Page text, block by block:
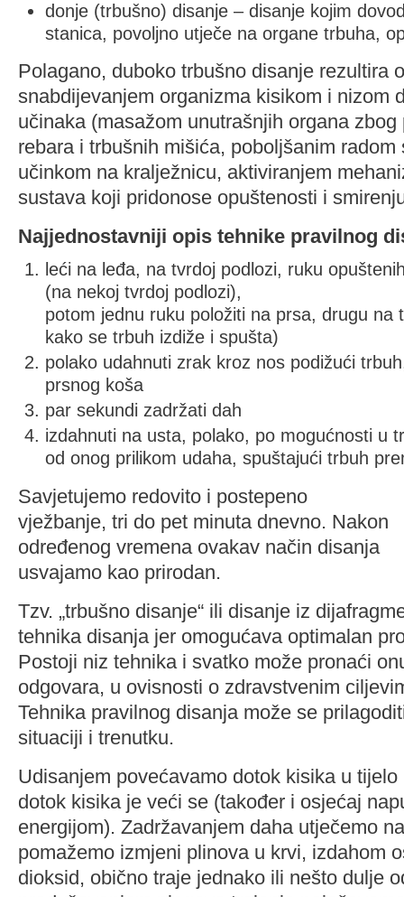
donje (trbušno) disanje – disanje kojim
stanica, povoljno utječe na organe trbuha,
Polagano, duboko trbušno disanje rezultira
snabdijevanjem organizma kisikom i nizom
učinaka (masažom unutrašnjih organa
rebara i trbušnih mišića, poboljšanim radom
učinkom na kralježnicu, aktiviranjem
sustava koji pridonose opuštenosti i
Najjednostavniji opis tehnike pravilnog
leći na leđa, na tvrdoj podlozi, ruku
(na nekoj tvrdoj podlozi),
potom jednu ruku položiti na prsa, drugu na
kako se trbuh izdiže i spušta)
polako udahnuti zrak kroz nos podižući
prsnog koša
par sekundi zadržati dah
izdahnuti na usta, polako, po mogućnosti u
od onog prilikom udaha, spuštajući trbuh
Savjetujemo redovito i postepeno
vježbanje, tri do pet minuta dnevno. Nakon
određenog vremena ovakav način disanja
usvajamo kao prirodan.
Tzv. „trbušno disanje“ ili disanje iz
tehnika disanja jer omogućava optimalan
Postoji niz tehnika i svatko može pronaći
odgovara, u ovisnosti o zdravstvenim
Tehnika pravilnog disanja može se
situaciji i trenutku.
Udisanjem povećavamo dotok kisika u
dotok kisika je veći se (također i osjećaj
energijom). Zadržavanjem daha utječemo
pomažemo izmjeni plinova u krvi, izdahom
dioksid, obično traje jednako ili nešto dulje